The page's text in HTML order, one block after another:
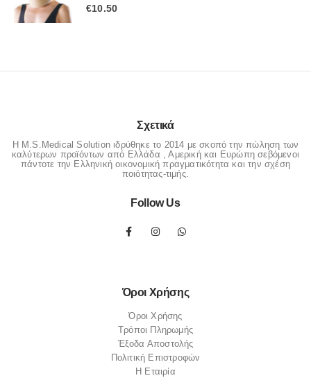
0out of 5
€10.50
Σχετικά
Η M.S.Medical Solution ιδρύθηκε το 2014 με σκοπό την πώληση των
καλύτερων προϊόντων από Ελλάδα , Αμερική και Ευρώπη σεβόμενοι
πάντοτε την Ελληνική οικονομική πραγματικότητα και την σχέση
ποιότητας-τιμής.
Follow Us
Όροι Χρήσης
Όροι Χρήσης
Τρόποι Πληρωμής
Έξοδα Αποστολής
Πολιτική Επιστροφών
Η Εταιρία